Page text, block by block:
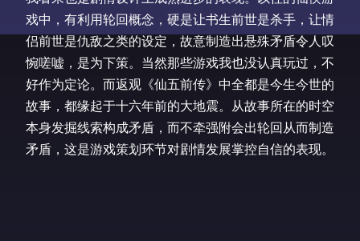
戏中，有利用轮回概念，硬是让书生前世是杀手，让情
侣前世是仇敌之类的设定，故意制造出悬殊矛盾令人叹
惋嗟嘘，是为下策。当然那些游戏我也没认真玩过，不
好作为定论。而返观《仙五前传》中全都是今生今世的
故事，都缘起于十六年前的大地震。从故事所在的时空
本身发掘线索构成矛盾，而不牵强附会出轮回从而制造
矛盾，这是游戏策划环节对剧情发展掌控自信的表现。